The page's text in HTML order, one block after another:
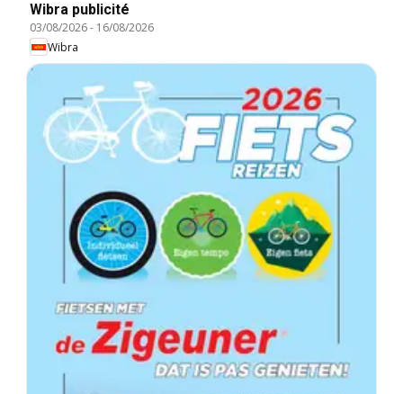
Wibra publicité
03/08/2026- 16/08/2026
Wibra